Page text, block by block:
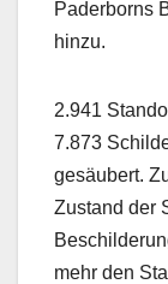
Paderborns
hinzu.
2.941
7.873
gesäubert.
Zustand der
mehr den